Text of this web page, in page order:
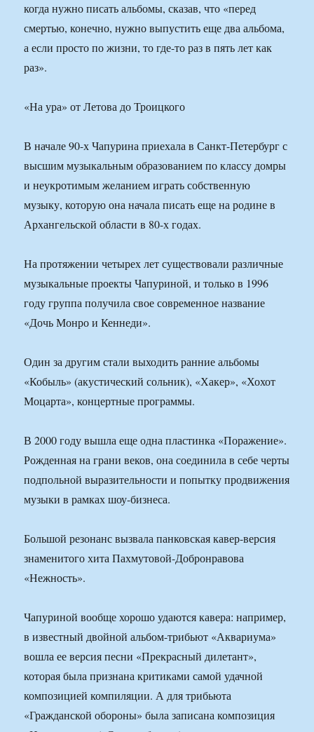
когда нужно писать альбомы, сказав, что «перед
смертью, конечно, нужно выпустить еще два альбома,
а если просто по жизни, то где-то раз в пять лет как
раз».
«На ура» от Летова до Троицкого
В начале 90-х Чапурина приехала в Санкт-Петербург с
высшим музыкальным образованием по классу домры
и неукротимым желанием играть собственную
музыку, которую она начала писать еще на родине в
Архангельской области в 80-х годах.
На протяжении четырех лет существовали различные
музыкальные проекты Чапуриной, и только в 1996
году группа получила свое современное название
«Дочь Монро и Кеннеди».
Один за другим стали выходить ранние альбомы
«Кобыль» (акустический сольник), «Хакер», «Хохот
Моцарта», концертные программы.
В 2000 году вышла еще одна пластинка «Поражение».
Рожденная на грани веков, она соединила в себе черты
подпольной выразительности и попытку продвижения
музыки в рамках шоу-бизнеса.
Большой резонанс вызвала панковская кавер-версия
знаменитого хита Пахмутовой-Добронравова
«Нежность».
Чапуриной вообще хорошо удаются кавера: например,
в известный двойной альбом-трибьют «Аквариума»
вошла ее версия песни «Прекрасный дилетант»,
которая была признана критиками самой удачной
композицией компиляции. А для трибьюта
«Гражданской обороны» была записана композиция